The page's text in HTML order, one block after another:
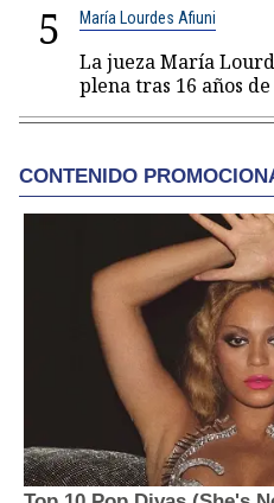
5 María Lourdes Afiuni
La jueza María
plena tras 16 años